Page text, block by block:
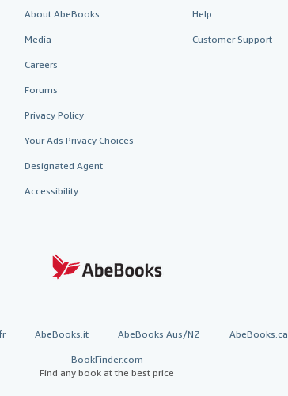
About AbeBooks
Media
Careers
Forums
Privacy Policy
Your Ads Privacy Choices
Designated Agent
Accessibility
Help
Customer Support
AbeBooks.it AbeBooks Aus/NZ AbeBooks.ca
BookFinder.com
Find any book at the best price